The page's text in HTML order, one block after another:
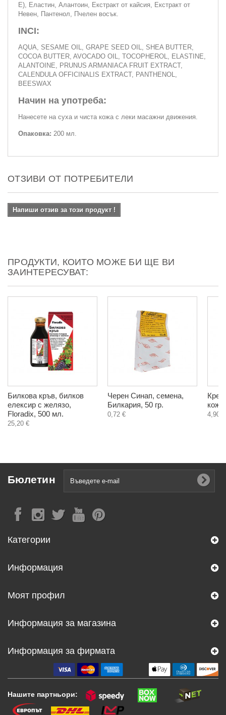
Е), Еластин, Алантоин, Екстракт от кайсия, Екстракт от
Невен, Пантенол, Пчелен восък.
INCI:
AQUA, SESAME OIL, GRAPE SEED OIL, SHEA BUTTER,
COCOA BUTTER, AVOCADO OIL, TOCOPHEROL, ELASTINE,
ALANTOINE, PRUNUS ARMANIACA FRUIT EXTRACT,
CALENDULA OFFICINALIS EXTRACT, PANTHENOL,
BEESWAX
Начин на употреба:
Нанесете на суха и чиста кожа с леки масажни движения.
Опаковка: 200 мл.
ОТЗИВИ ОТ ПОТРЕБИТЕЛИ
Напиши отзив за този продукт !
ПРОДУКТИ, КОИТО МОЖЕ БИ ЩЕ ВИ
ЗАИНТЕРЕСУВАТ:
Билкова кръв, билков
елексир с желязо,
Floradix, 500 мл.
25,20 €
Черен Синап, семена,
Билкария, 50 гр.
0,72 €
Крем
4,90 €
Бюлетин
Категории
Информация
Моят профил
Информация за магазина
Информация за фирмата
Нашите партньори: